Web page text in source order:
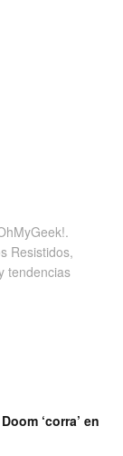
Resistidos,
tendencias
‘corra’ en